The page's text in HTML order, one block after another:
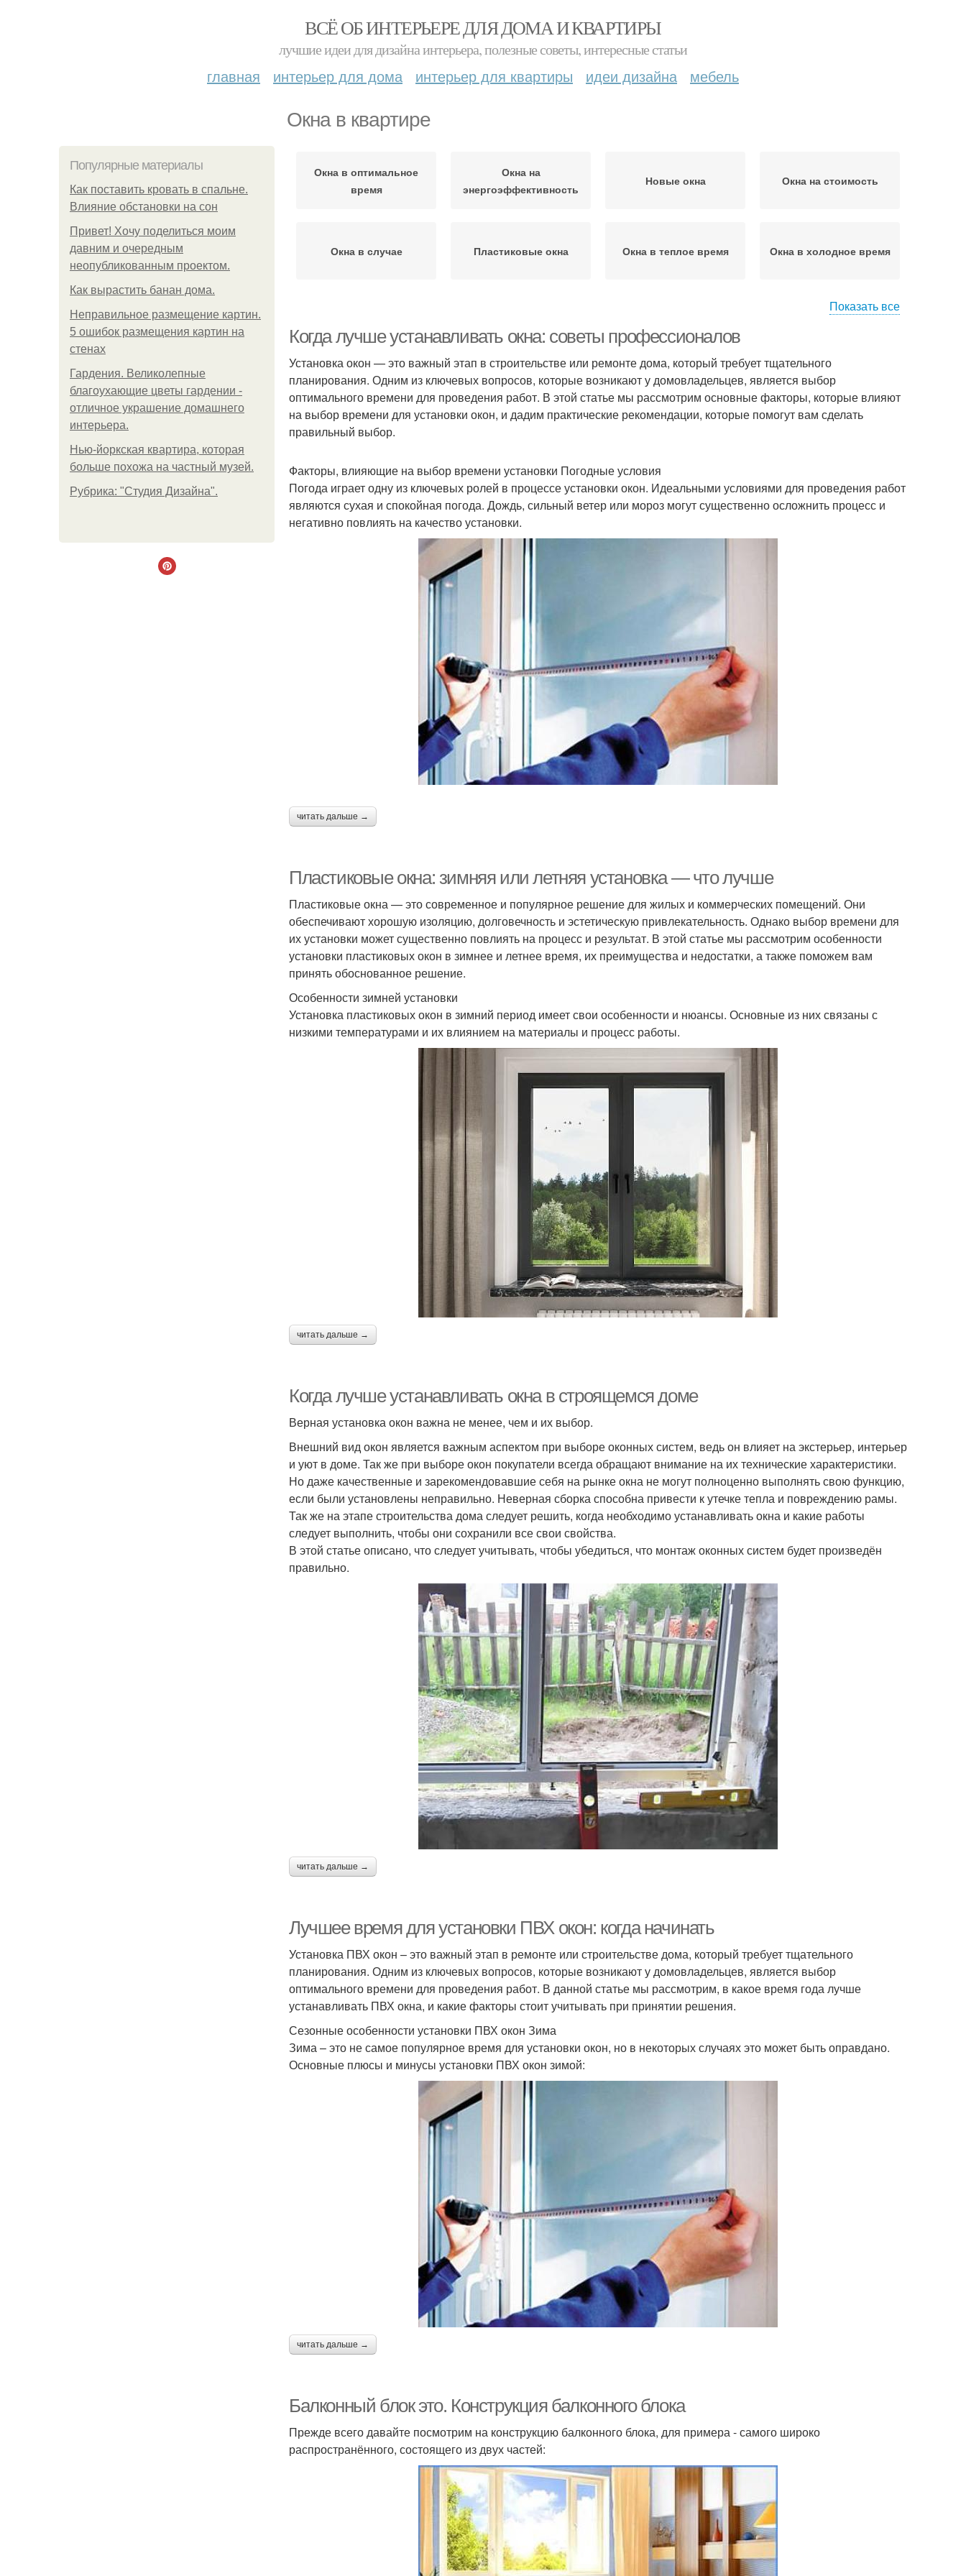
ВСЁ ОБ ИНТЕРЬЕРЕ ДЛЯ ДОМА И КВАРТИРЫ
лучшие идеи для дизайна интерьера, полезные советы, интересные статьи
главная интерьер для дома интерьер для квартиры идеи дизайна мебель
Окна в квартире
Популярные материалы
Как поставить кровать в спальне.
Влияние обстановки на сон
Привет! Хочу поделиться моим
давним и очередным
неопубликованным проектом.
Как вырастить банан дома.
Неправильное размещение картин.
5 ошибок размещения картин на
стенах
Гардения. Великолепные
благоухающие цветы гардении -
отличное украшение домашнего
интерьера.
Нью-йоркская квартира, которая
больше похожа на частный музей.
Рубрика: "Студия Дизайна".
Окна в оптимальное
время
Окна на
энергоэффективность
Новые окна Окна на стоимость
Окна в случае Пластиковые окна Окна в теплое время Окна в холодное время
температурах
этапы
Двери с окнами Французские окна Окна в доме
Интерьер с большими
окнами
Квартиры-студии с
панорамными окнами
панорамными окнами
Показать все
Когда лучше устанавливать окна: советы профессионалов
Установка окон — это важный этап в строительстве или ремонте дома, который требует тщательного
планирования. Одним из ключевых вопросов, которые возникают у домовладельцев, является выбор
оптимального времени для проведения работ. В этой статье мы рассмотрим основные факторы, которые влияют
на выбор времени для установки окон, и дадим практические рекомендации, которые помогут вам сделать
правильный выбор.
Факторы, влияющие на выбор времени установки Погодные условия
Погода играет одну из ключевых ролей в процессе установки окон. Идеальными условиями для проведения работ
являются сухая и спокойная погода. Дождь, сильный ветер или мороз могут существенно осложнить процесс и
негативно повлиять на качество установки.
читать дальше →
Пластиковые окна: зимняя или летняя установка — что лучше
Пластиковые окна — это современное и популярное решение для жилых и коммерческих помещений. Они
обеспечивают хорошую изоляцию, долговечность и эстетическую привлекательность. Однако выбор времени для
их установки может существенно повлиять на процесс и результат. В этой статье мы рассмотрим особенности
установки пластиковых окон в зимнее и летнее время, их преимущества и недостатки, а также поможем вам
принять обоснованное решение.
Особенности зимней установки
Установка пластиковых окон в зимний период имеет свои особенности и нюансы. Основные из них связаны с
низкими температурами и их влиянием на материалы и процесс работы.
читать дальше →
Когда лучше устанавливать окна в строящемся доме
Верная установка окон важна не менее, чем и их выбор.
Внешний вид окон является важным аспектом при выборе оконных систем, ведь он влияет на экстерьер, интерьер
и уют в доме. Так же при выборе окон покупатели всегда обращают внимание на их технические характеристики.
Но даже качественные и зарекомендовавшие себя на рынке окна не могут полноценно выполнять свою функцию,
если были установлены неправильно. Неверная сборка способна привести к утечке тепла и повреждению рамы.
Так же на этапе строительства дома следует решить, когда необходимо устанавливать окна и какие работы
следует выполнить, чтобы они сохранили все свои свойства.
В этой статье описано, что следует учитывать, чтобы убедиться, что монтаж оконных систем будет произведён
правильно.
читать дальше →
Лучшее время для установки ПВХ окон: когда начинать
Установка ПВХ окон – это важный этап в ремонте или строительстве дома, который требует тщательного
планирования. Одним из ключевых вопросов, которые возникают у домовладельцев, является выбор
оптимального времени для проведения работ. В данной статье мы рассмотрим, в какое время года лучше
устанавливать ПВХ окна, и какие факторы стоит учитывать при принятии решения.
Сезонные особенности установки ПВХ окон Зима
Зима – это не самое популярное время для установки окон, но в некоторых случаях это может быть оправдано.
Основные плюсы и минусы установки ПВХ окон зимой:
читать дальше →
Балконный блок это. Конструкция балконного блока
Прежде всего давайте посмотрим на конструкцию балконного блока, для примера - самого широко
распространённого, состоящего из двух частей: